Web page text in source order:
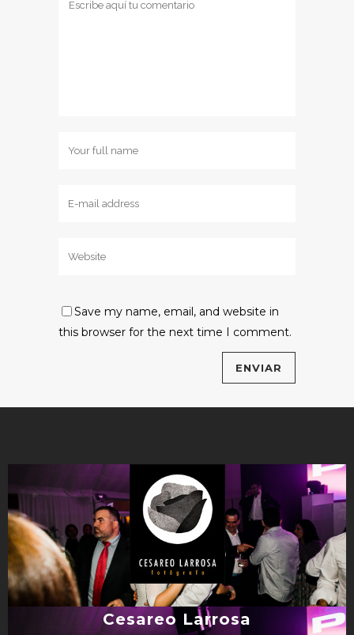
Save my name, email, and website in
this browser for the next time I comment.
Cesareo Larrosa